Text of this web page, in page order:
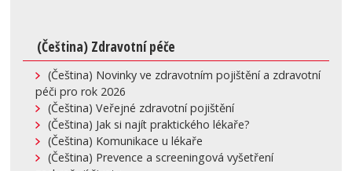
(Čeština) Zdravotní péče
(Čeština) Novinky ve zdravotním pojištění a zdravotní
péči pro rok 2026
(Čeština) Veřejné zdravotní pojištění
(Čeština) Jak si najít praktického lékaře?
(Čeština) Komunikace u lékaře
(Čeština) Prevence a screeningová vyšetření